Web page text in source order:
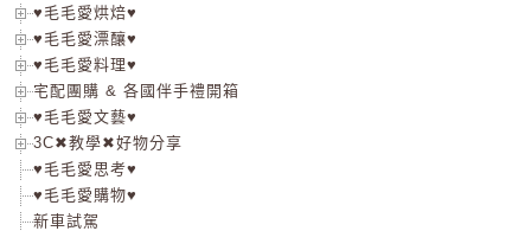
♥毛毛愛烘焙♥
♥毛毛愛漂釀♥
♥毛毛愛料理♥
宅配團購 & 各國伴手禮開箱
♥毛毛愛文藝♥
3C✖教學✖好物分享
♥毛毛愛思考♥
♥毛毛愛購物♥
新車試駕